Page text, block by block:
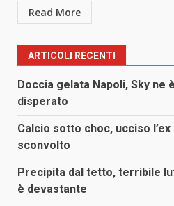
Read More
ARTICOLI RECENTI
Doccia gelata Napoli, Sky ne
disperato
Calcio sotto choc, ucciso
sconvolto
Precipita dal tetto, terribile
è devastante